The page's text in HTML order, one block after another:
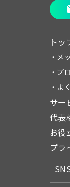
ト
・メ
・プ
・よ
サー
代表
お役
プラ